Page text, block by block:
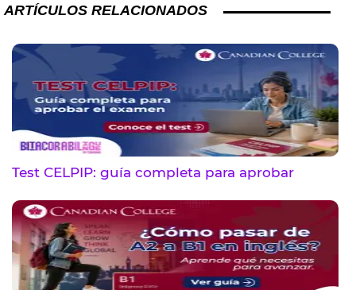
ARTÍCULOS RELACIONADOS
Test CELPIP: guía completa para aprobar